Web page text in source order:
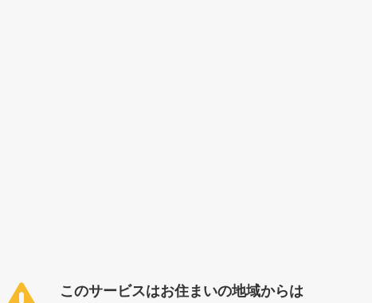
このサービスはお住まいの地域からは